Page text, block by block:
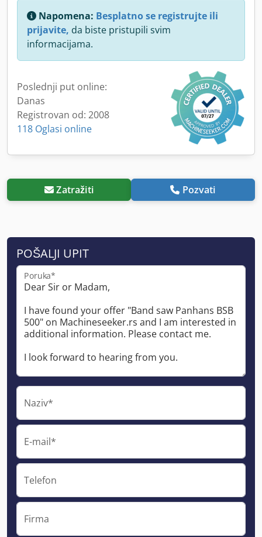
Napomena: Besplatno se registrujte ili
prijavite, da biste pristupili svim
informacijama.
Poslednji put online:
Danas
Registrovan od: 2008
118 Oglasi online
Zatražiti Pozvati
POŠALJI UPIT
Poruka*
Naziv*
E-mail*
Telefon
Firma